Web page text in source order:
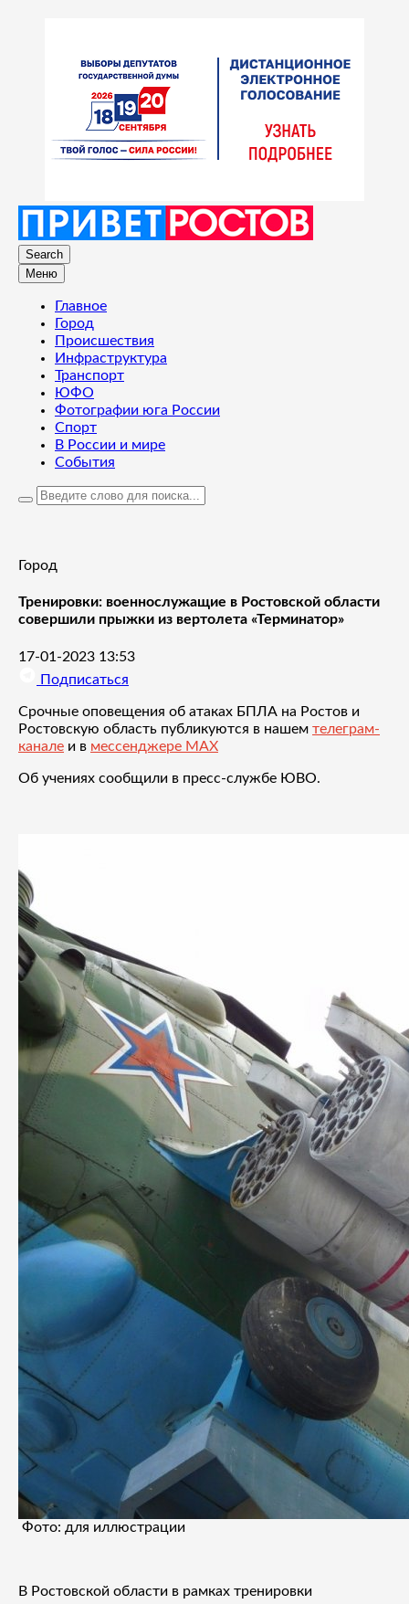
Search
Меню
Главное
Город
Происшествия
Инфраструктура
Транспорт
ЮФО
Фотографии юга России
Спорт
В России и мире
События
Город
Тренировки: военнослужащие в Ростовской области
совершили прыжки из вертолета «Терминатор»
17-01-2023 13:53
Подписаться
Срочные оповещения об атаках БПЛА на Ростов и
Ростовскую область публикуются в нашем телеграм-
канале и в мессенджере MAX
Об учениях сообщили в пресс-службе ЮВО.
Фото: для иллюстрации
В Ростовской области в рамках тренировки